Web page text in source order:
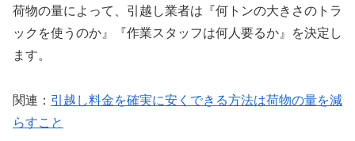
荷物の量によって、引越し業者は『何トンの大きさのトラ
ックを使うのか』『作業スタッフは何人要るか』を決定し
ます。
関連： 引越し料金を確実に安くできる方法は荷物の量を減
らすこと